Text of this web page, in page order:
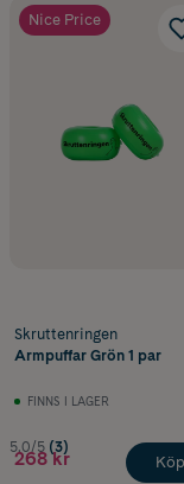
Ringarna kan
alltid övervakas i
Nice Price
Skruttenringen
Armpuffar Grön 1 par
FINNS I LAGER
5.0/5 (3)
268 kr Köp